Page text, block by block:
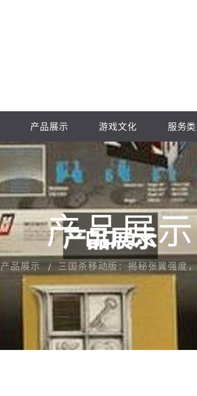
产品展示 游戏文化 服务
产品展示
产品展示 三国杀移动版：揭秘张翼强度